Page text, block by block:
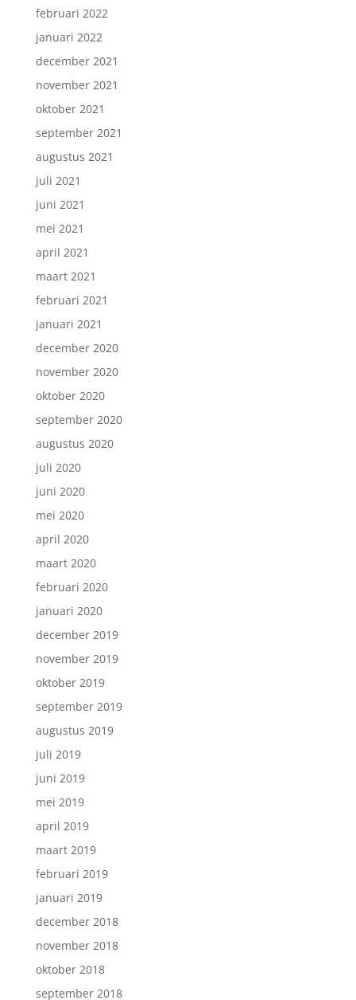
februari 2022
januari 2022
december 2021
november 2021
oktober 2021
september 2021
augustus 2021
juli 2021
juni 2021
mei 2021
april 2021
maart 2021
februari 2021
januari 2021
december 2020
november 2020
oktober 2020
september 2020
augustus 2020
juli 2020
juni 2020
mei 2020
april 2020
maart 2020
februari 2020
januari 2020
december 2019
november 2019
oktober 2019
september 2019
augustus 2019
juli 2019
juni 2019
mei 2019
april 2019
maart 2019
februari 2019
januari 2019
december 2018
november 2018
oktober 2018
september 2018